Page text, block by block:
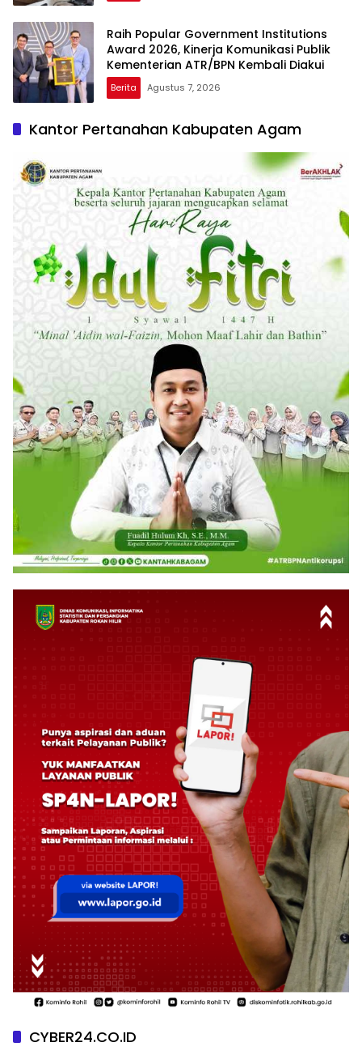
Raih Popular Government Institutions
Award 2026, Kinerja Komunikasi Publik
Kementerian ATR/BPN Kembali Diakui
Berita Agustus 7, 2026
Kantor Pertanahan Kabupaten Agam
CYBER24.CO.ID